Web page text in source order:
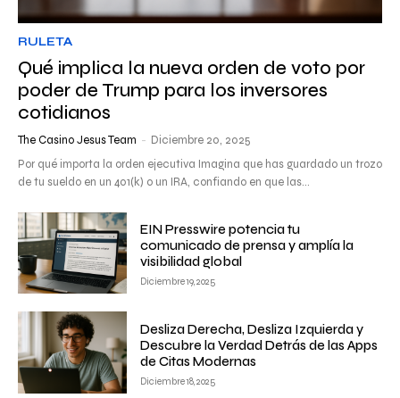
RULETA
Qué implica la nueva orden de voto por
poder de Trump para los inversores
cotidianos
The Casino Jesus Team - Diciembre 20, 2025
Por qué importa la orden ejecutiva Imagina que has guardado un trozo
de tu sueldo en un 401(k) o un IRA, confiando en que las...
EIN Presswire potencia tu
comunicado de prensa y amplía la
visibilidad global
Diciembre 19, 2025
Desliza Derecha, Desliza Izquierda y
Descubre la Verdad Detrás de las Apps
de Citas Modernas
Diciembre 18, 2025